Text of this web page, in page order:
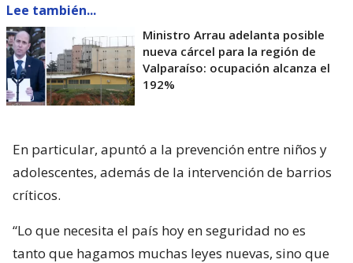
Lee también...
Ministro Arrau adelanta posible
nueva cárcel para la región de
Valparaíso: ocupación alcanza el
192%
En particular, apuntó a la prevención entre niños y
adolescentes, además de la intervención de barrios
críticos.
“Lo que necesita el país hoy en seguridad no es
tanto que hagamos muchas leyes nuevas, sino que